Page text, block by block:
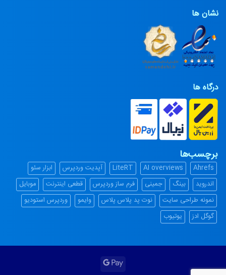
نشان ها
درگاه ها
برچسب‌ها
Ahrefs
AI overviews
LiteRT آپدیت وردپرس
ابزار سئو
اندروید
بینگ جمینی فرم ساز وردپرس قطعی اینترنت
موبایل
نمونه طراحی سایت
نوت پد پلاس پلاس وایمو
وردپرس استودیو
گوگل ادز
یوتیوب
Google